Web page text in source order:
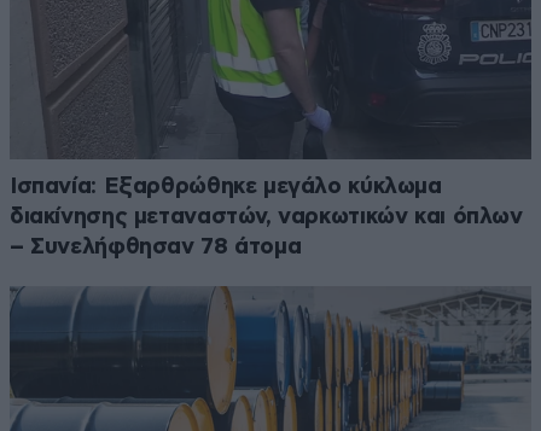
Ισπανία: Εξαρθρώθηκε μεγάλο κύκλωμα
διακίνησης μεταναστών, ναρκωτικών και όπλων
– Συνελήφθησαν 78 άτομα